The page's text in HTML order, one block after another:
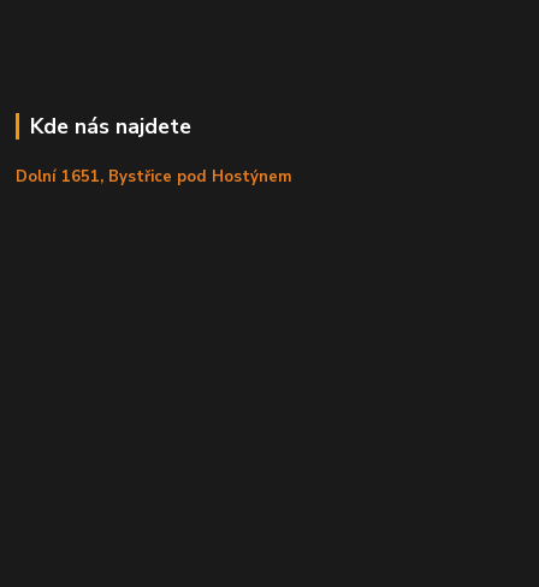
Kde nás najdete
Dolní 1651, Bystřice pod Hostýnem